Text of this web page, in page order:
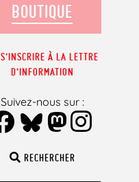
RECHERCHER
BOUTIQUE
S’INSCRIRE À LA LETTRE
D’INFORMATION
Suivez-nous sur :